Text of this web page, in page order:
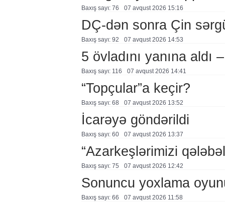
Baxış sayı: 76 07 avqust 2026 15:16
DÇ-dən sonra Çin
Baxış sayı: 92 07 avqust 2026 14:53
5 övladını yanına aldı
Baxış sayı: 116 07 avqust 2026 14:41
“Topçular”a keçir?
Baxış sayı: 68 07 avqust 2026 13:52
İcarəyə göndərildi
Baxış sayı: 60 07 avqust 2026 13:37
“Azarkeşlərimizi
Baxış sayı: 75 07 avqust 2026 12:42
Sonuncu yoxlama
Baxış sayı: 66 07 avqust 2026 11:58